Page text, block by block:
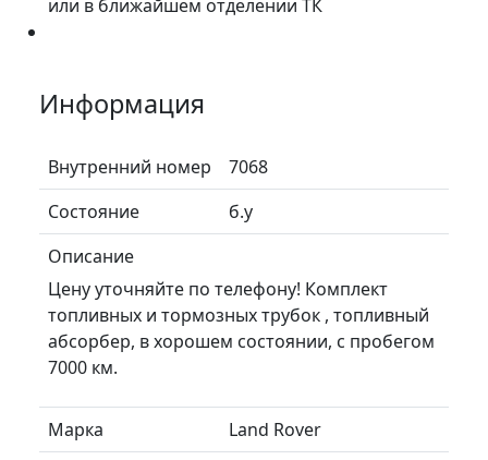
или в ближайшем отделении ТК
Информация
Внутренний номер
7068
Состояние
б.у
Описание
Цену уточняйте по телефону! Комплект
топливных и тормозных трубок , топливный
абсорбер, в хорошем состоянии, с пробегом
7000 км.
Марка
Land Rover